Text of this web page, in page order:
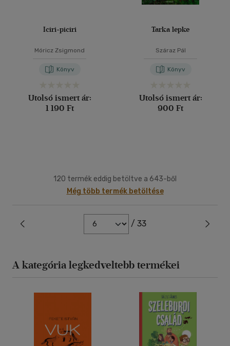
Iciri-piciri
Móricz Zsigmond
Könyv
Utolsó ismert ár:
1 190 Ft
Tarka lepke
Száraz Pál
Könyv
Utolsó ismert ár:
900 Ft
120 termék eddig betöltve a 643-ből
Még több termék betöltése
/ 33
A kategória legkedveltebb termékei